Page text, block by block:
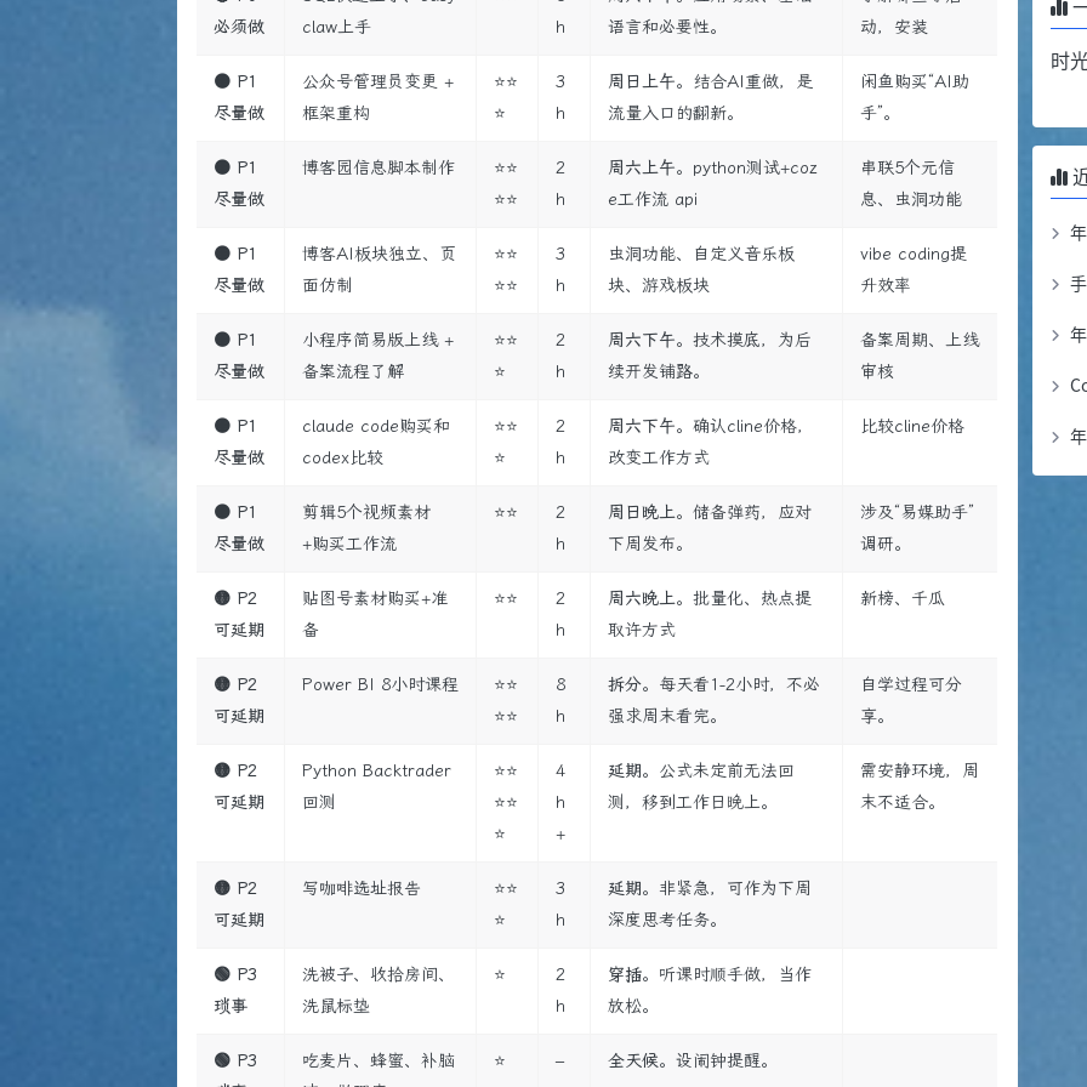
必须做
claw上手
h
语言和必要性。
动，安装
🟠 P1
尽量做
公众号管理员变更 +
框架重构
⭐⭐
⭐
3
h
周日上午。结合AI重做，是
流量入口的翻新。
闲鱼购买“AI助
手”。
🟠 P1
尽量做
博客园信息脚本制作
⭐⭐
⭐⭐
2
h
周六上午。python测试+coz
e工作流 api
串联5个元信
息、虫洞功能
🟠 P1
尽量做
博客AI板块独立、页
面仿制
⭐⭐
⭐⭐
3
h
虫洞功能、自定义音乐板
块、游戏板块
vibe coding提
升效率
🟠 P1
尽量做
小程序简易版上线 +
备案流程了解
⭐⭐
⭐
2
h
周六下午。技术摸底，为后
续开发铺路。
备案周期、上线
审核
🟠 P1
尽量做
claude code购买和
codex比较
⭐⭐
⭐
2
h
周六下午。确认cline价格，
改变工作方式
比较cline价格
🟠 P1
尽量做
剪辑5个视频素材
+购买工作流
⭐⭐
2
h
周日晚上。储备弹药，应对
下周发布。
涉及“易媒助手”
调研。
🟡 P2
可延期
贴图号素材购买+准
备
⭐⭐
2
h
周六晚上。批量化、热点提
取许方式
新榜、千瓜
🟡 P2
可延期
Power BI 8小时课程
⭐⭐
⭐⭐
8
h
拆分。每天看1-2小时，不必
强求周末看完。
自学过程可分
享。
🟡 P2
可延期
Python Backtrader
回测
⭐⭐
⭐⭐
⭐
4
h
+
延期。公式未定前无法回
测，移到工作日晚上。
需安静环境，周
末不适合。
🟡 P2
可延期
写咖啡选址报告
⭐⭐
⭐
3
h
延期。非紧急，可作为下周
深度思考任务。
🟢 P3
琐事
洗被子、收拾房间、
洗鼠标垫
⭐
2
h
穿插。听课时顺手做，当作
放松。
🟢 P3
吃麦片、蜂蜜、补脑
⭐ – 全天候。设闹钟提醒。
时